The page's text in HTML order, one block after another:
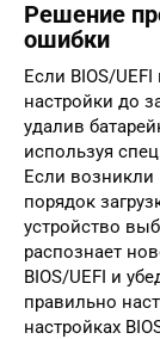
Решение
ошибки
Если BIOS/UEFI
настройки до
удалив
используя
Если возникли
порядок
устройство
распознает
BIOS/UEFI и
правильно
настройках